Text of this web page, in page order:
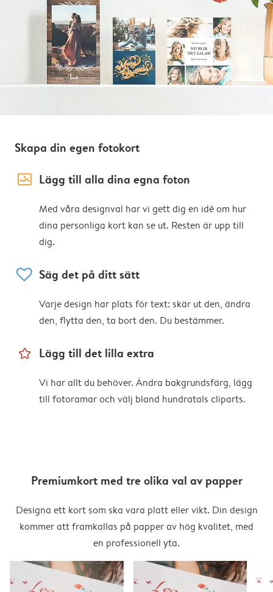
Skapa din egen fotokort
image_placeholder Lägg till alla dina egna foton
Med våra designval har vi gett dig en idé om hur
dina personliga kort kan se ut. Resten är upp till
dig.
heart Säg det på ditt sätt
Varje design har plats för text: skär ut den, ändra
den, flytta den, ta bort den. Du bestämmer.
star_outline Lägg till det lilla extra
Vi har allt du behöver. Ändra bakgrundsfärg, lägg
till fotoramar och välj bland hundratals cliparts.
Premiumkort med tre olika val av papper
Designa ett kort som ska vara platt eller vikt. Din design
kommer att framkallas på papper av hög kvalitet, med
en professionell yta.